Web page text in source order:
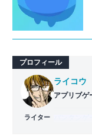
プロフィール
ライター
ライコウ
アプリブゲ
バンタン